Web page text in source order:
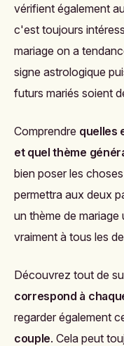
vérifient également
c'est toujours
mariage on a
signe astrologique
futurs mariés soient
Comprendre quelles
et quel thème
bien poser les
permettra aux deux
un thème de mariage
vraiment à tous les
Découvrez tout de
correspond à
regarder également
couple. Cela peut